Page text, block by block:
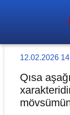
12.02.2026
Qısa